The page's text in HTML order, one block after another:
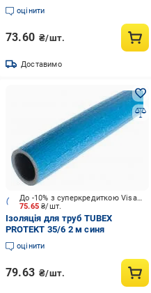
оцінити
73.60 ₴/шт.
Доставимо
75.65₴/шт.
До -10% з суперкредиткою Visa Вигода
Ізоляція для труб TUBEX
PROTEKT 35/6 2 м синя
оцінити
79.63 ₴/шт.